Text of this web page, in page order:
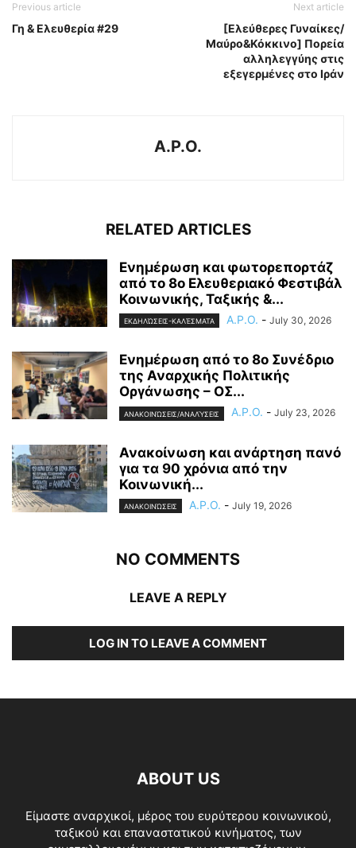
Previous article
Γη & Ελευθερία #29
Next article
[Ελεύθερες Γυναίκες/
Μαύρο&Κόκκινο] Πορεία
αλληλεγγύης στις
εξεγερμένες στο Ιράν
A.P.O.
RELATED ARTICLES
Ενημέρωση και φωτορεπορτάζ
από το 8ο Ελευθεριακό Φεστιβάλ
Κοινωνικής, Ταξικής &...
ΕΚΔΗΛΏΣΕΙΣ-ΚΑΛΈΣΜΑΤΑ A.P.O. - July 30, 2026
Ενημέρωση από το 8ο Συνέδριο
της Αναρχικής Πολιτικής
Οργάνωσης – ΟΣ...
ΑΝΑΚΟΙΝΏΣΕΙΣ/ΑΝΑΛΎΣΕΙΣ A.P.O. - July 23, 2026
Ανακοίνωση και ανάρτηση πανό
για τα 90 χρόνια από την
Κοινωνική...
ΑΝΑΚΟΙΝΏΣΕΙΣ A.P.O. - July 19, 2026
NO COMMENTS
LEAVE A REPLY
LOG IN TO LEAVE A COMMENT
ABOUT US
Είμαστε αναρχικοί, μέρος του ευρύτερου κοινωνικού,
ταξικού και επαναστατικού κινήματος, των